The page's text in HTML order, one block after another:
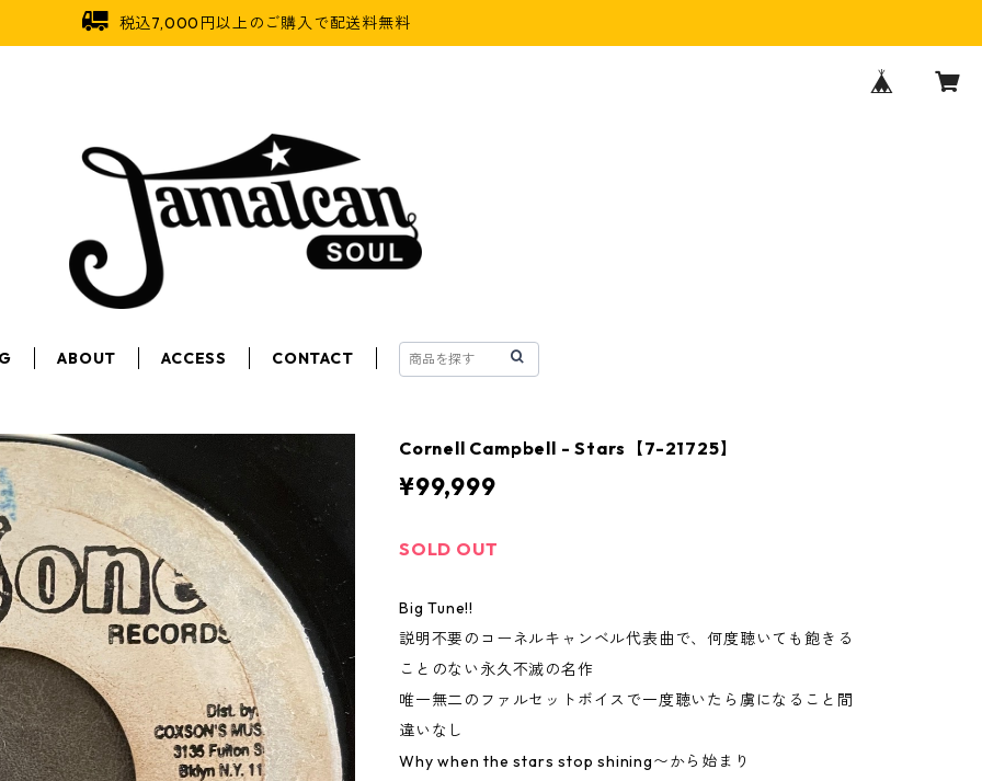
税込7,000円以上のご購入で配送料無料
ABOUT ACCESS CONTACT
Cornell Campbell - Stars【7-21725】
¥99,999
SOLD OUT
Big Tune!!
説明不要のコーネルキャンベル代表曲で、何度聴いても飽きる
ことのない永久不滅の名作
唯一無二のファルセットボイスで一度聴いたら虜になること間
違いなし
Why when the stars stop shining〜から始まり